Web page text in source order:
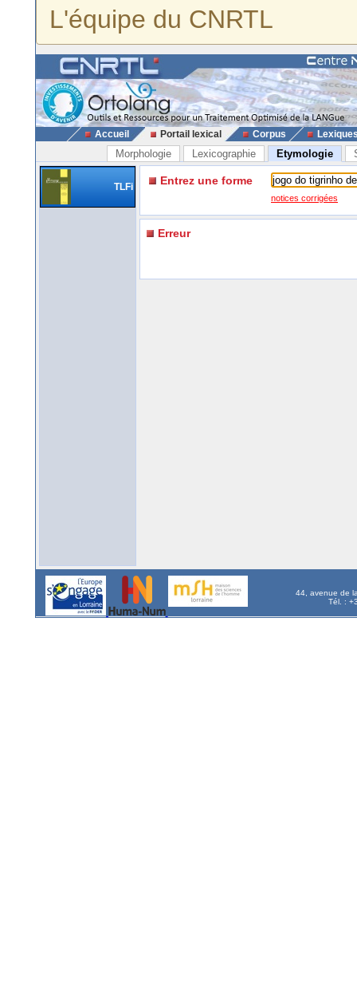
L'équipe du CNRTL
Accueil Portail lexical Corpus
Morphologie Lexicographie Etymologie
TLFi Entrez une forme
notices corrigées
Erreur
44, avenue de
Tél. :